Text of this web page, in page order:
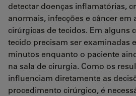
detectar doenças inflamatórias,
anormais, infecções e câncer em
cirúrgicas de tecidos. Em alguns
tecido precisam ser examinadas
minutos enquanto o paciente
na sala de cirurgia. Como os
influenciam diretamente as
procedimento cirúrgico, é